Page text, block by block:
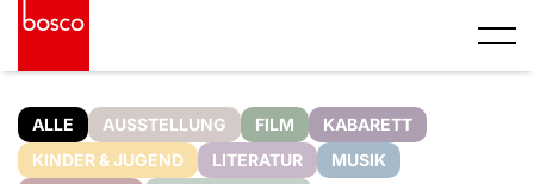
ALLE AUSSTELLUNG FILM
KABARETT
KINDER & JUGEND
LITERATUR
MUSIK